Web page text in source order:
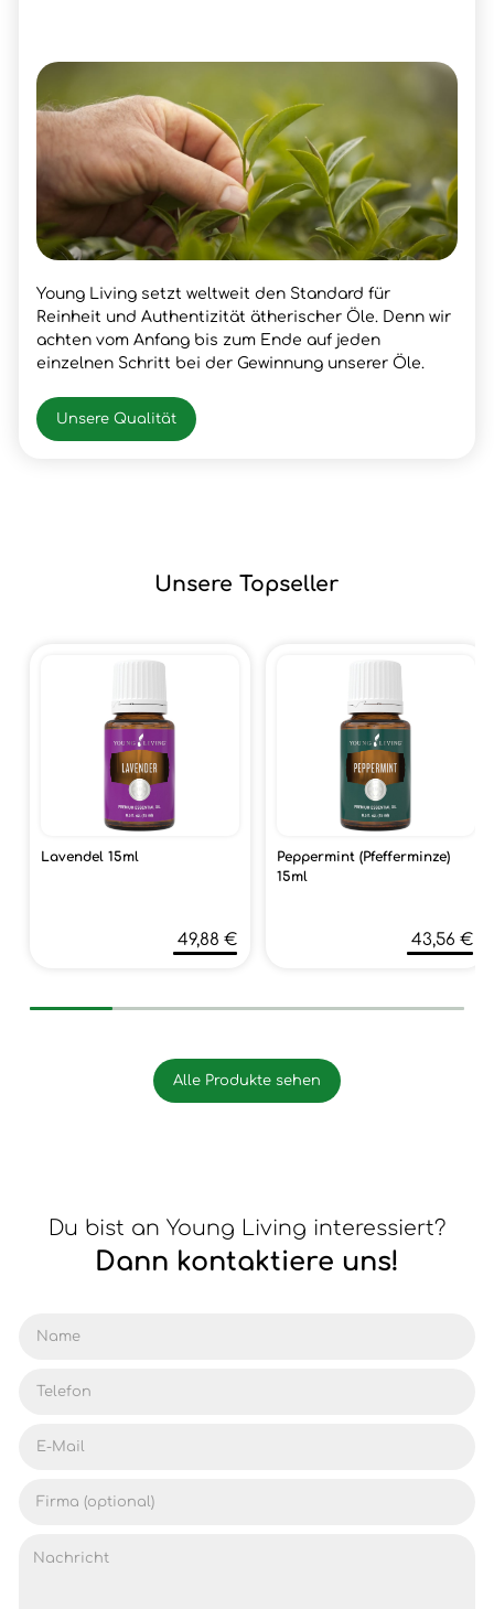
Young Living setzt weltweit den Standard für
Reinheit und Authentizität ätherischer Öle. Denn wir
achten vom Anfang bis zum Ende auf jeden
einzelnen Schritt bei der Gewinnung unserer Öle.
Unsere Qualität
Unsere Topseller
Lavendel 15ml
49,88 €
Peppermint (Pfefferminze)
15ml
43,56 €
Alle Produkte sehen
Du bist an Young Living interessiert?
Dann kontaktiere uns!